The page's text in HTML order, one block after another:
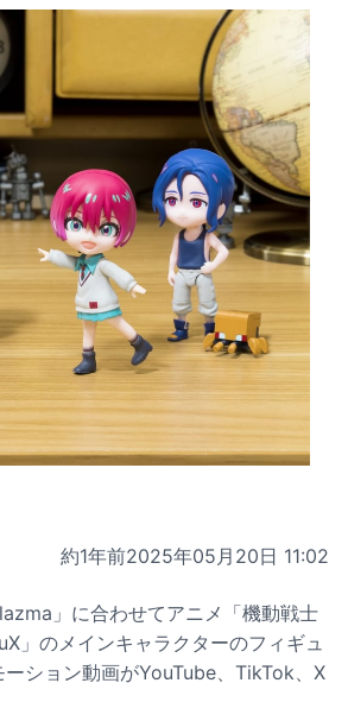
約1年前2025年05月20日 11:02
」に合わせてアニメ「機動戦士
」のメインキャラクターのフィギュ
ション動画がYouTube、TikTok、X